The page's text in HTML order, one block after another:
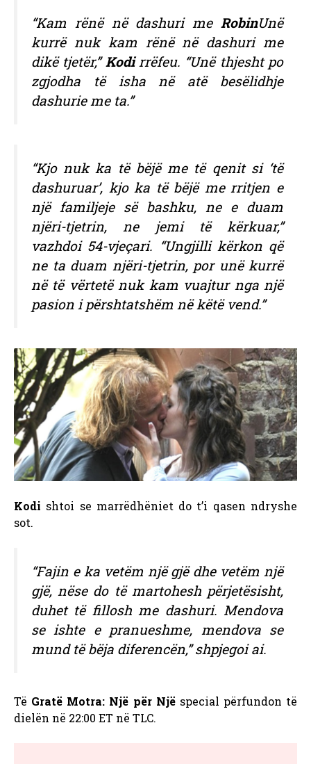
“Kam rënë në dashuri me RobinUnë
kurrë nuk kam rënë në dashuri me
dikë tjetër,”Kodirrëfeu. “Unë thjesht po
zgjodha të isha në atë besëlidhje
dashurie me ta.”
“Kjo nuk ka të bëjë me të qenit si ‘të
dashuruar’, kjo ka të bëjë me rritjen e
një familjeje së bashku, ne e duam
njëri-tjetrin, ne jemi të kërkuar,”
vazhdoi 54-vjeçari. “Ungjilli kërkon që
ne ta duam njëri-tjetrin, por unë kurrë
në të vërtetë nuk kam vuajtur nga një
pasion i përshtatshëm në këtë vend.”
Kodi shtoi se marrëdhëniet do t’i qasen ndryshe
sot.
“Fajin e ka vetëm një gjë dhe vetëm një
gjë, nëse do të martohesh përjetësisht,
duhet të fillosh me dashuri. Mendova
se ishte e pranueshme, mendova se
mund të bëja diferencën,” shpjegoi ai.
Të Gratë Motra: Një për Njëspecial përfundon të
dielën në 22:00 ET në TLC.